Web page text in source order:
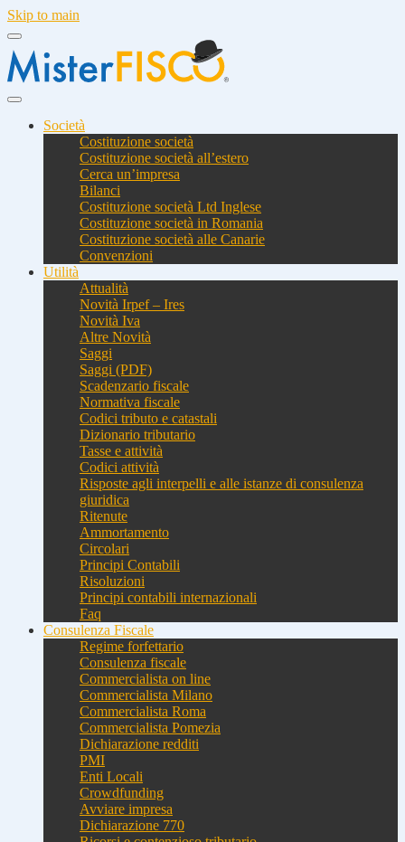
Skip to main
Società
Costituzione società
Costituzione società all’estero
Cerca un’impresa
Bilanci
Costituzione società Ltd Inglese
Costituzione società in Romania
Costituzione società alle Canarie
Convenzioni
Utilità
Attualità
Novità Irpef – Ires
Novità Iva
Altre Novità
Saggi
Saggi (PDF)
Scadenzario fiscale
Normativa fiscale
Codici tributo e catastali
Dizionario tributario
Tasse e attività
Codici attività
Risposte agli interpelli e alle istanze di consulenza
giuridica
Ritenute
Ammortamento
Circolari
Principi Contabili
Risoluzioni
Principi contabili internazionali
Faq
Consulenza Fiscale
Regime forfettario
Consulenza fiscale
Commercialista on line
Commercialista Milano
Commercialista Roma
Commercialista Pomezia
Dichiarazione redditi
PMI
Enti Locali
Crowdfunding
Avviare impresa
Dichiarazione 770